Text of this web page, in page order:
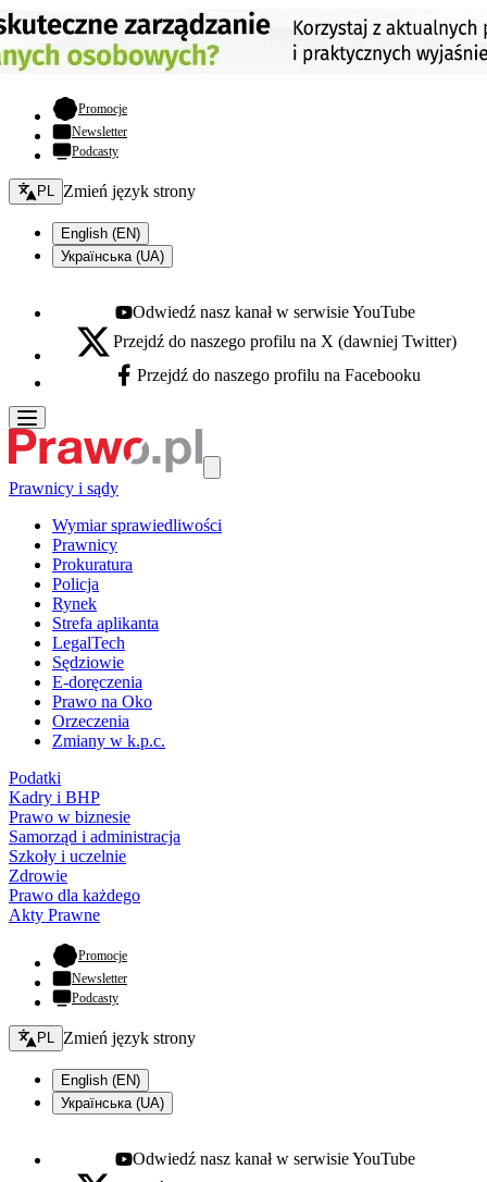
Promocje- otwiera się w nowej karcie
Newsletter
Podcasty
Zmień język - bieżący:
PL Zmień język strony
English (EN)
Українська (UA)
Youtube - otwiera się w nowej karcie
Odwiedź nasz kanał w serwisie YouTube
X - otwiera się w nowej karcie
Przejdź do naszego profilu na X (dawniej Twitter)
Facebook - otwiera się w nowej karcie
Przejdź do naszego profilu na Facebooku
Prawnicy i sądy
Wymiar sprawiedliwości
Prawnicy
Prokuratura
Policja
Rynek
Strefa aplikanta
LegalTech
Sędziowie
E-doręczenia
Prawo na Oko
Orzeczenia
Zmiany w k.p.c.
Podatki
Kadry i BHP
Prawo w biznesie
Samorząd i administracja
Szkoły i uczelnie
Zdrowie
Prawo dla każdego
Akty Prawne
Promocje- otwiera się w nowej karcie
Newsletter
Podcasty
Zmień język - bieżący:
PL Zmień język strony
English (EN)
Українська (UA)
Youtube - otwiera się w nowej karcie
Odwiedź nasz kanał w serwisie YouTube